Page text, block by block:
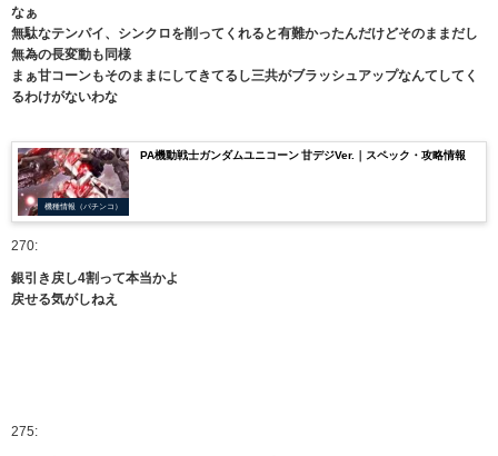
なぁ
無駄なテンパイ、シンクロを削ってくれると有難かったんだけどそのままだし
無為の長変動も同様
まぁ甘コーンもそのままにしてきてるし三共がブラッシュアップなんてしてく
るわけがないわな
機種情報（パチンコ）
PA機動戦士ガンダムユニコーン 甘デジVer.｜スペック・攻略情報
270:
銀引き戻し4割って本当かよ
戻せる気がしねえ
275: